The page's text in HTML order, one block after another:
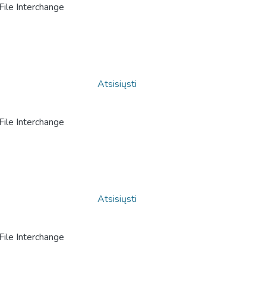
Interchange
Interchange
Atsisiųsti
Interchange
Atsisiųsti